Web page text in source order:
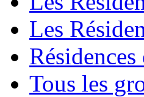
Les
Tous les